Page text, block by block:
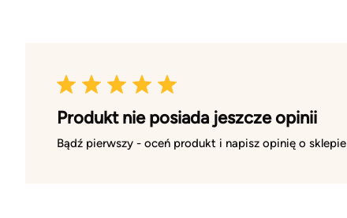
Produkt nie posiada jeszcze opinii
Bądź pierwszy - oceń produkt i napisz opinię o sklepie